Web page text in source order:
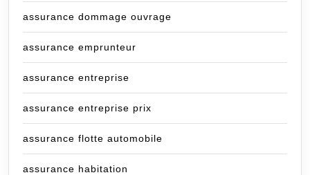
assurance dommage ouvrage
assurance emprunteur
assurance entreprise
assurance entreprise prix
assurance flotte automobile
assurance habitation